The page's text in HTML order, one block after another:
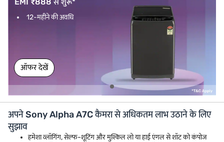
EMI ₹888 से शुरू*
12-महीने की अवधि
ऑफर देखें
अपने Sony Alpha A7C कैमरा से अधिकतम लाभ उठाने के लिए
सुझाव
हमेशा व्लॉगिंग, सेल्फ-शूटिंग और मुश्किल लो या हाई एंगल से शॉट को कंपोज